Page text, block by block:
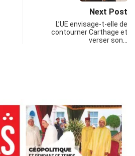
Next Post
L’UE envisage-t-elle de
contourner Carthage et
verser son…